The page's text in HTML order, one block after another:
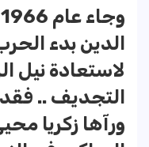
الدين بدء
لاستعادة نيل
التجديف ..
ورآها زكريا